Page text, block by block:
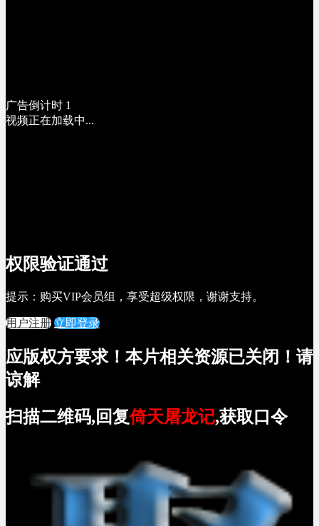
广告倒计时 1
视频正在加载中...
权限验证通过
提示：购买VIP会员组，享受超级权限，谢谢支持。
用户注册 立即登录
应版权方要求！本片相关资源已关闭！请
谅解
扫描二维码,回复倚天屠龙记,获取口令